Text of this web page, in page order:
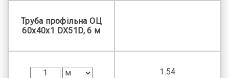
Труба профільна ОЦ
60x40x1 DX51D, 6 м
1.54